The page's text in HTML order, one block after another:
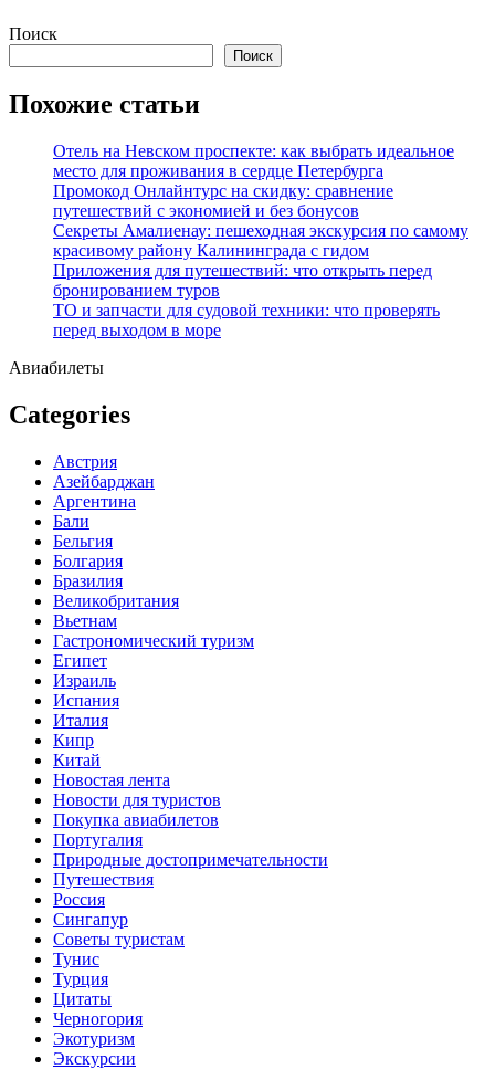
Перейти
содержимому
Поиск
Поиск
Похожие статьи
Отель на Невском проспекте: как выбрать идеальное
место для проживания в сердце Петербурга
Промокод Онлайнтурс на скидку: сравнение
путешествий с экономией и без бонусов
Секреты Амалиенау: пешеходная экскурсия по самому
красивому району Калининграда с гидом
Приложения для путешествий: что открыть перед
бронированием туров
ТО и запчасти для судовой техники: что проверять
перед выходом в море
Авиабилеты
Categories
Австрия
Азейбарджан
Аргентина
Бали
Бельгия
Болгария
Бразилия
Великобритания
Вьетнам
Гастрономический туризм
Египет
Израиль
Испания
Италия
Кипр
Китай
Новостая лента
Новости для туристов
Покупка авиабилетов
Португалия
Природные достопримечательности
Путешествия
Россия
Сингапур
Советы туристам
Тунис
Турция
Цитаты
Черногория
Экотуризм
Экскурсии